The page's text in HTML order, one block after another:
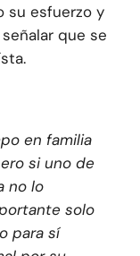
su esfuerzo y
que se
en familia
si uno de
no lo
solo
para sí